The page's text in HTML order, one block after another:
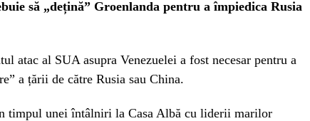
să „dețină” Groenlanda pentru a împiedica Rusia
atac al SUA asupra Venezuelei a fost necesar pentru a
a țării de către Rusia sau China.
timpul unei întâlniri la Casa Albă cu liderii marilor